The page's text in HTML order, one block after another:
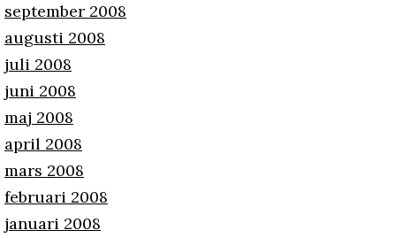
september 2008
augusti 2008
juli 2008
juni 2008
maj 2008
april 2008
mars 2008
februari 2008
januari 2008